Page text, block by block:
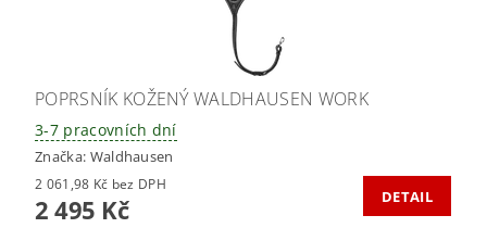
POPRSNÍK KOŽENÝ WALDHAUSEN WORK
3-7 pracovních dní
Značka: Waldhausen
2 061,98 Kč bez DPH
2 495 Kč DETAIL